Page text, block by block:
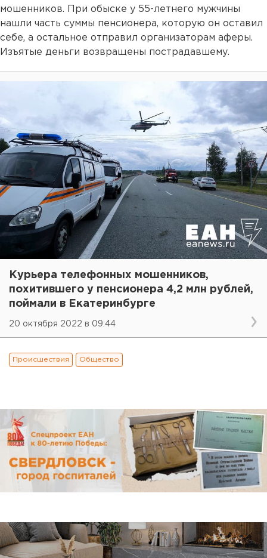
мошенников. При обыске у 55-летнего мужчины
нашли часть суммы пенсионера, которую он оставил
себе, а остальное отправил организаторам аферы.
Изъятые деньги возвращены пострадавшему.
Курьера телефонных мошенников,
похитившего у пенсионера 4,2 млн рублей,
поймали в Екатеринбурге
20 октября 2022 в 09:44
Происшествия Общество